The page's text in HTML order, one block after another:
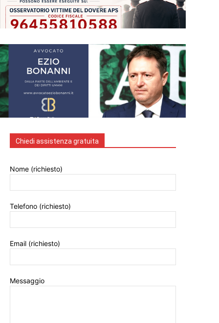
Chiedi assistenza gratuita
Nome (richiesto)
Telefono (richiesto)
Email (richiesto)
Messaggio